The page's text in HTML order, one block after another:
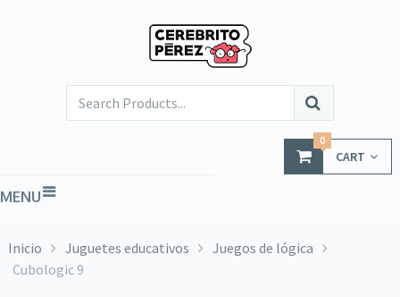
CART
0
MENU
Inicio Juguetes educativos
Juegos de lógica
Cubologic 9